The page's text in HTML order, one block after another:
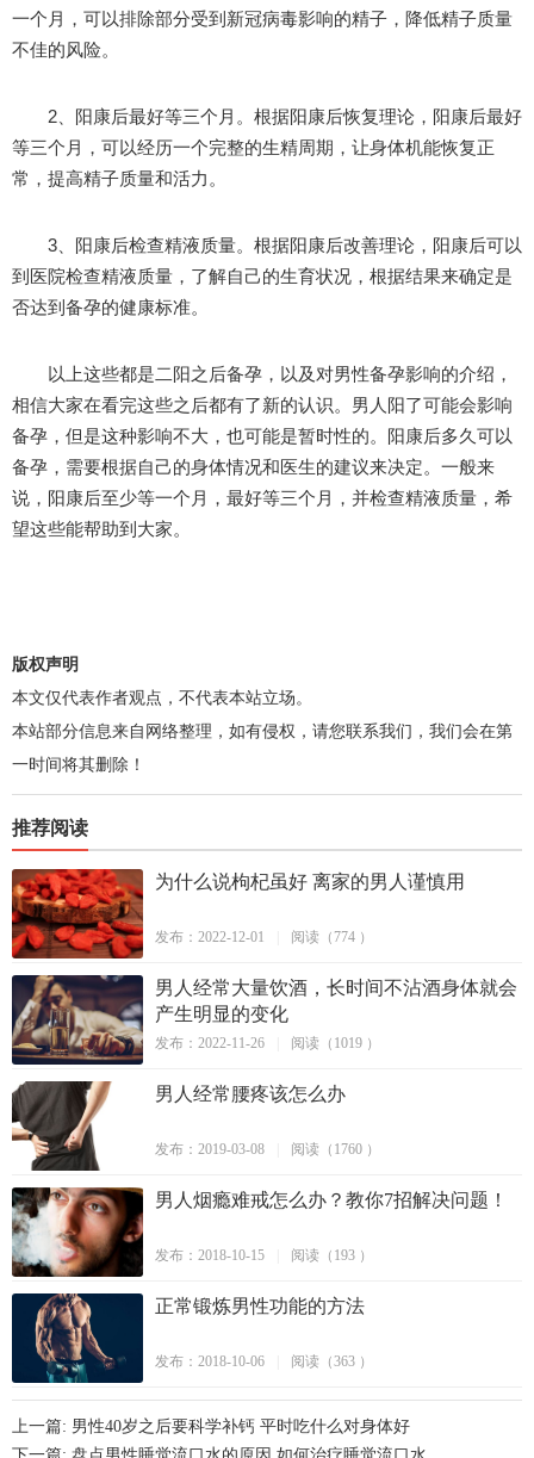
一个月，可以排除部分受到新冠病毒影响的精子，降低精子质量
不佳的风险。
2、阳康后最好等三个月。根据阳康后恢复理论，阳康后最好
等三个月，可以经历一个完整的生精周期，让身体机能恢复正
常，提高精子质量和活力。
3、阳康后检查精液质量。根据阳康后改善理论，阳康后可以
到医院检查精液质量，了解自己的生育状况，根据结果来确定是
否达到备孕的健康标准。
以上这些都是二阳之后备孕，以及对男性备孕影响的介绍，
相信大家在看完这些之后都有了新的认识。男人阳了可能会影响
备孕，但是这种影响不大，也可能是暂时性的。阳康后多久可以
备孕，需要根据自己的身体情况和医生的建议来决定。一般来
说，阳康后至少等一个月，最好等三个月，并检查精液质量，希
望这些能帮助到大家。
版权声明
本文仅代表作者观点，不代表本站立场。
本站部分信息来自网络整理，如有侵权，请您联系我们，我们会在第
一时间将其删除！
推荐阅读
为什么说枸杞虽好 离家的男人谨慎用
发布：2022-12-01 阅读（774 ）
男人经常大量饮酒，长时间不沾酒身体就会
产生明显的变化
发布：2022-11-26 阅读（1019 ）
男人经常腰疼该怎么办
发布：2019-03-08 阅读（1760 ）
男人烟瘾难戒怎么办？教你7招解决问题！
发布：2018-10-15 阅读（193 ）
正常锻炼男性功能的方法
发布：2018-10-06 阅读（363 ）
上一篇: 男性40岁之后要科学补钙 平时吃什么对身体好